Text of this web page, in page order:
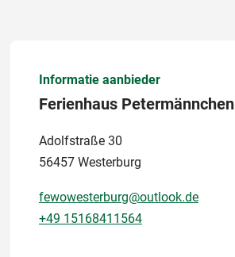
Informatie aanbieder
Ferienhaus Petermännchen
Adolfstraße 30
56457 Westerburg
fewowesterburg@outlook.de
+49 15168411564